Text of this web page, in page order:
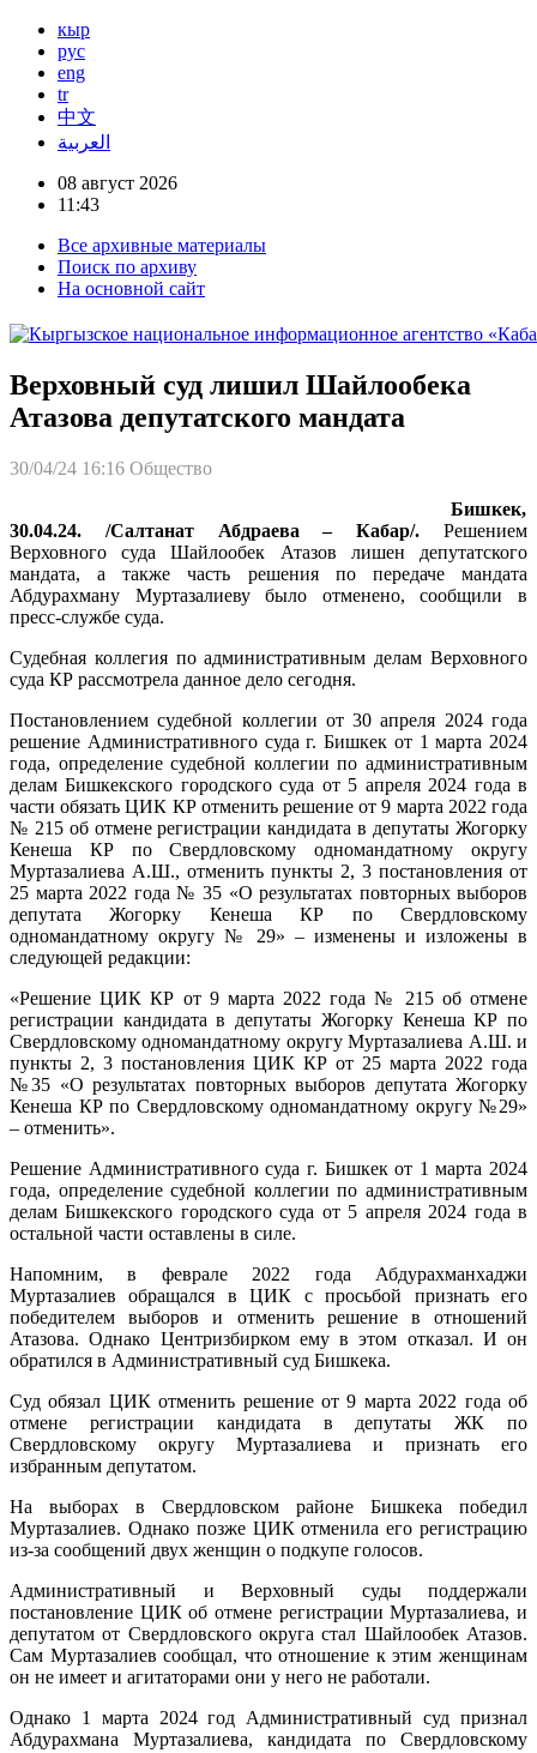
кыр
рус
eng
tr
中文
العربية
08 август 2026
11:43
Все архивные материалы
Поиск по архиву
На основной сайт
Верховный суд лишил Шайлообека
Атазова депутатского мандата
30/04/24 16:16 Общество
Бишкек,
30.04.24. /Салтанат Абдраева – Кабар/. Решением
Верховного суда Шайлообек Атазов лишен депутатского
мандата, а также часть решения по передаче мандата
Абдурахману Муртазалиеву было отменено, сообщили в
пресс-службе суда.
Судебная коллегия по административным делам Верховного
суда КР рассмотрела данное дело сегодня.
Постановлением судебной коллегии от 30 апреля 2024 года
решение Административного суда г. Бишкек от 1 марта 2024
года, определение судебной коллегии по административным
делам Бишкекского городского суда от 5 апреля 2024 года в
части обязать ЦИК КР отменить решение от 9 марта 2022 года
№ 215 об отмене регистрации кандидата в депутаты Жогорку
Кенеша КР по Свердловскому одномандатному округу
Муртазалиева А.Ш., отменить пункты 2, 3 постановления от
25 марта 2022 года № 35 «О результатах повторных выборов
депутата Жогорку Кенеша КР по Свердловскому
одномандатному округу № 29» – изменены и изложены в
следующей редакции:
«Решение ЦИК КР от 9 марта 2022 года № 215 об отмене
регистрации кандидата в депутаты Жогорку Кенеша КР по
Свердловскому одномандатному округу Муртазалиева А.Ш. и
пункты 2, 3 постановления ЦИК КР от 25 марта 2022 года
№35 «О результатах повторных выборов депутата Жогорку
Кенеша КР по Свердловскому одномандатному округу №29»
– отменить».
Решение Административного суда г. Бишкек от 1 марта 2024
года, определение судебной коллегии по административным
делам Бишкекского городского суда от 5 апреля 2024 года в
остальной части оставлены в силе.
Напомним, в феврале 2022 года Абдурахманхаджи
Муртазалиев обращался в ЦИК с просьбой признать его
победителем выборов и отменить решение в отношений
Атазова. Однако Центризбирком ему в этом отказал. И он
обратился в Административный суд Бишкека.
Суд обязал ЦИК отменить решение от 9 марта 2022 года об
отмене регистрации кандидата в депутаты ЖК по
Свердловскому округу Муртазалиева и признать его
избранным депутатом.
На выборах в Свердловском районе Бишкека победил
Муртазалиев. Однако позже ЦИК отменила его регистрацию
из-за сообщений двух женщин о подкупе голосов.
Административный и Верховный суды поддержали
постановление ЦИК об отмене регистрации Муртазалиева, и
депутатом от Свердловского округа стал Шайлообек Атазов.
Сам Муртазалиев сообщал, что отношение к этим женщинам
он не имеет и агитаторами они у него не работали.
Однако 1 марта 2024 год Административный суд признал
Абдурахмана Муртазалиева, кандидата по Свердловскому